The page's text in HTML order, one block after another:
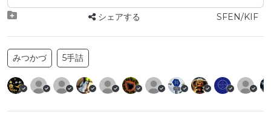
シェアする SFEN/KIF
みつかづ 5手詰